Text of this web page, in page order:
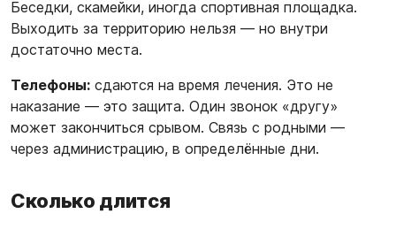
Беседки, скамейки, иногда спортивная площадка.
Выходить за территорию нельзя — но внутри
достаточно места.
Телефоны: сдаются на время лечения. Это не
наказание — это защита. Один звонок «другу»
может закончиться срывом. Связь с родными —
через администрацию, в определённые дни.
Сколько длится